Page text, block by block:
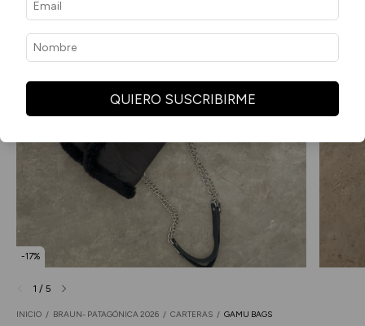
-17%
1 / 5
INICIO / BRAUN- PATAGÓNICA 2026 / CARTERAS / GAMU BAGS
QUIERO SUSCRIBIRME